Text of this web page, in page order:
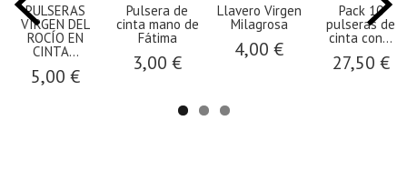
PULSERAS
VIRGEN DEL
ROCÍO EN
CINTA...
5,00 €
Pulsera de
cinta mano de
Fátima
3,00 €
Llavero Virgen
Milagrosa
4,00 €
Pack 10
pulseras de
cinta con...
27,50 €